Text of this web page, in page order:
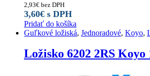
2,93€ bez DPH
3,60€ s DPH
Pridať do košíka
Guľkové ložiská, Jednoradové, Koyo,
Ložisko 6202 2RS Koyo